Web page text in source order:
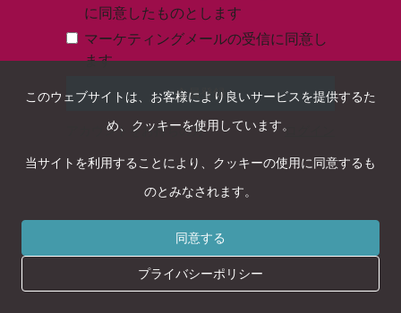
に同意したものとします
マーケティングメールの受信に同意し
ます
アカウントをお持ちの方 ログイン
このウェブサイトは、お客様により良いサービスを提供するた
め、クッキーを使用しています。
当サイトを利用することにより、クッキーの使用に同意するも
のとみなされます。
同意する
プライバシーポリシー